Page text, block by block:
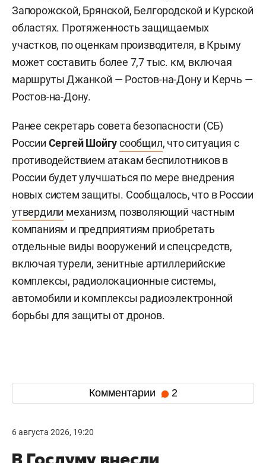
Запорожской, Брянской, Белгородской и Курской
областях. Протяженность защищаемых
участков, по оценкам производителя, в Крыму
может составить более 7,7 тыс. км, включая
маршруты Джанкой — Ростов-на-Дону и Керчь —
Ростов-на-Дону.
Ранее секретарь совета безопасности (СБ)
России Сергей Шойгусообщил, что ситуация с
противодействием атакам беспилотников в
России будет улучшаться по мере внедрения
новых систем защиты. Сообщалось, что в России
утвердили механизм, позволяющий частным
компаниям и предприятиям приобретать
отдельные виды вооружений и спецсредств,
включая турели, зенитные артиллерийские
комплексы, радиолокационные системы,
автомобили и комплексы радиоэлектронной
борьбы для защиты от дронов.
Комментарии 2
6 августа 2026, 19:20